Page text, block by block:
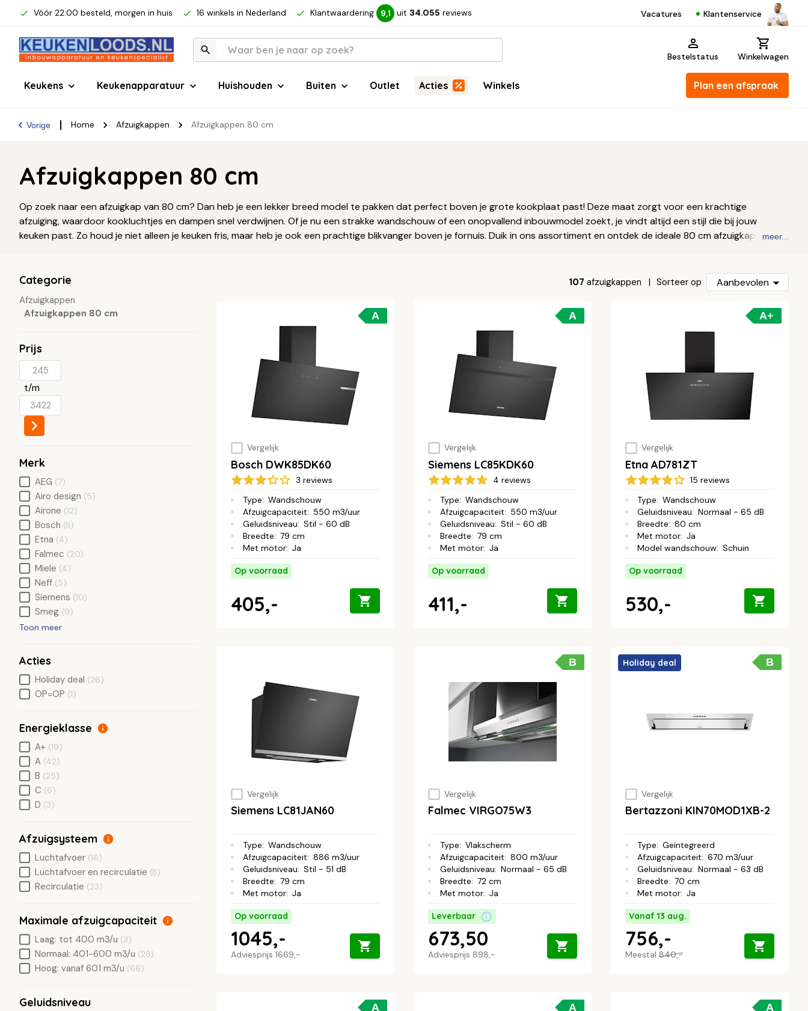
Vóór 22:00 besteld, morgen in huis 16 winkels in Nederland Klantwaardering 9,1 uit 34.055 reviews Vacatures Klantenservice
Bestelstatus Winkelwagen
Keukens Keukenapparatuur Huishouden Buiten Outlet Acties Winkels Plan een afspraak
Vorige Home Afzuigkappen Afzuigkappen 80 cm
Afzuigkappen 80 cm
Op zoek naar een afzuigkap van 80 cm? Dan heb je een lekker breed model te pakken dat perfect boven je grote kookplaat past! Deze maat zorgt voor een krachtige
afzuiging, waardoor kookluchtjes en dampen snel verdwijnen. Of je nu een strakke wandschouw of een onopvallend inbouwmodel zoekt, je vindt altijd een stijl die bij jouw
keuken past. Zo houd je niet alleen je keuken fris, maar heb je ook een prachtige blikvanger boven je fornuis. Duik in ons assortiment en ontdek de ideale 80 cm afzuigkap voor
meer...
107 afzuigkappen Sorteer op Aanbevolen
A
Vergelijk
Bosch DWK85DK60
3 reviews
Type: Wandschouw
Afzuigcapaciteit: 550 m3/uur
Geluidsniveau: Stil - 60 dB
Breedte: 79 cm
Met motor: Ja
Op voorraad
405,-
A
Vergelijk
Siemens LC85KDK60
4 reviews
Type: Wandschouw
Afzuigcapaciteit: 550 m3/uur
Geluidsniveau: Stil - 60 dB
Breedte: 79 cm
Met motor: Ja
Op voorraad
411,-
A+
Vergelijk
Etna AD781ZT
15 reviews
Type: Wandschouw
Geluidsniveau: Normaal - 65 dB
Breedte: 80 cm
Met motor: Ja
Model wandschouw: Schuin
Op voorraad
530,-
Vergelijk
Siemens LC81JAN60
Type: Wandschouw
Afzuigcapaciteit: 886 m3/uur
Geluidsniveau: Stil - 51 dB
Breedte: 79 cm
Met motor: Ja
Op voorraad
Adviesprijs 1669,-
1045,-
B
Vergelijk
Falmec VIRGO75W3
Type: Vlakscherm
Afzuigcapaciteit: 800 m3/uur
Geluidsniveau: Normaal - 65 dB
Breedte: 72 cm
Met motor: Ja
Leverbaar
Adviesprijs 898,-
673,50
B
Holiday deal
Vergelijk
Bertazzoni KIN70MOD1XB-2
Type: Geïntegreerd
Afzuigcapaciteit: 670 m3/uur
Geluidsniveau: Normaal - 63 dB
Breedte: 70 cm
Met motor: Ja
Vanaf 13 aug.
Meestal 840,-
756,-
A A A
Categorie
Afzuigkappen
Afzuigkappen 80 cm
Prijs
t/m
Merk
AEG (7)
Airo design (5)
Airone (12)
Bosch (8)
Etna (4)
Falmec (20)
Miele (4)
Neff (5)
Siemens (10)
Smeg (9)
Toon meer
Acties
Holiday deal (26)
OP=OP (1)
Energieklasse
A+ (19)
A (42)
B (25)
C (6)
D (3)
Afzuigsysteem
Luchtafvoer (16)
Luchtafvoer en recirculatie (8)
Recirculatie (23)
Maximale afzuigcapaciteit
Laag: tot 400 m3/u (3)
Normaal: 401-600 m3/u (28)
Hoog: vanaf 601 m3/u (66)
Geluidsniveau